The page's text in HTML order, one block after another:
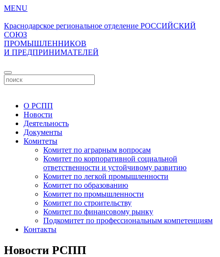
MENU
Краснодарское региональное отделение РОССИЙСКИЙ
СОЮЗ
ПРОМЫШЛЕННИКОВ
И ПРЕДПРИНИМАТЕЛЕЙ
О РСПП
Новости
Деятельность
Документы
Комитеты
Комитет по аграрным вопросам
Комитет по корпоративной социальной
ответственности и устойчивому развитию
Комитет по легкой промышленности
Комитет по образованию
Комитет по промышленности
Комитет по строительству
Комитет по финансовому рынку
Подкомитет по профессиональным компетенциям
Контакты
Новости РСПП